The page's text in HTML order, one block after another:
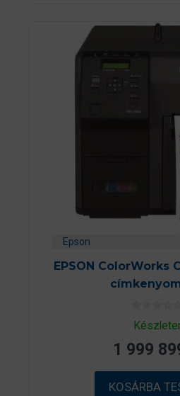
Epson
EPSON ColorWorks
0
a
5
b
ő
l
1 999
KOSÁRBA